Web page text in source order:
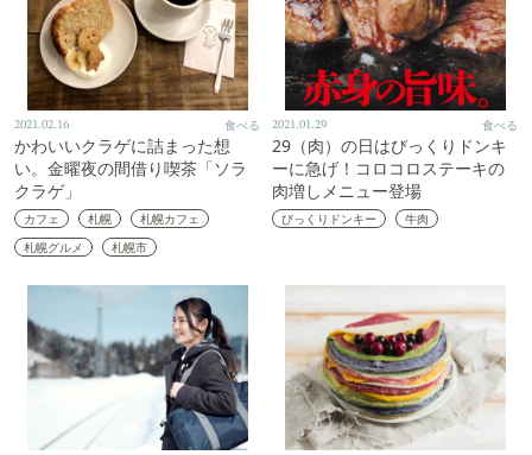
2021.02.16 食べる
かわいいクラゲに詰まった想
い。金曜夜の間借り喫茶「ソラ
クラゲ」
カフェ 札幌
札幌カフェ
札幌グルメ
札幌市
2021.01.29 食べる
29（肉）の日はびっくりドンキ
ーに急げ！コロコロステーキの
肉増しメニュー登場
びっくりドンキー 牛肉